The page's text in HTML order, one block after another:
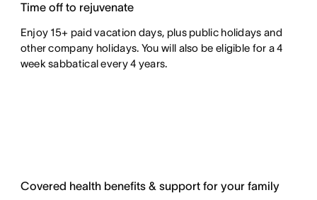
Time off to rejuvenate
Enjoy 15+ paid vacation days, plus public holidays and
other company holidays. You will also be eligible for a 4
week sabbatical every 4 years.
Covered health benefits & support for your family